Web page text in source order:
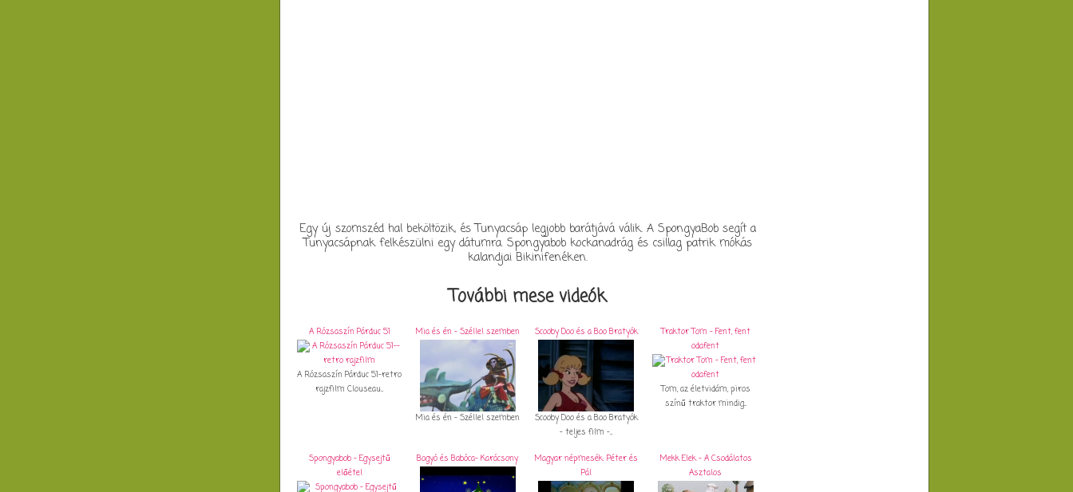
Egy új szomszéd hal beköltözik, és Tunyacsáp legjobb barátjává válik. A SpongyaBob segít a
Tunyacsápnak felkészülni egy dátumra. Spongyabob kockanadrág és csillag patrik mókás
kalandjai Bikinifenéken.
További mese videók
A Rózsaszín Párduc 51
A Rózsaszín Párduc 51-retro
rajzfilm Clouseau...
Mia és én - Széllel szemben
Mia és én - Széllel szemben
Scooby Doo és a Boo Bratyók
Scooby Doo és a Boo Bratyók
- teljes film -...
Traktor Tom - Fent, fent
odafent
Tom, az életvidám, piros
színű traktor mindig...
Spongyabob - Egysejtű
előétel
Bogyó és Babóca- Karácsony
Magyar népmesék: Péter és
Pál
Mekk Elek - A Csodálatos
Asztalos